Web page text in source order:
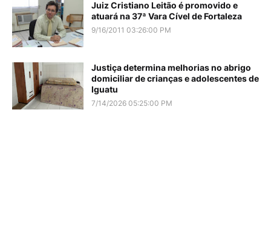
Juiz Cristiano Leitão é promovido e
atuará na 37ª Vara Cível de Fortaleza
9/16/2011 03:26:00 PM
Justiça determina melhorias no abrigo
domiciliar de crianças e adolescentes de
Iguatu
7/14/2026 05:25:00 PM